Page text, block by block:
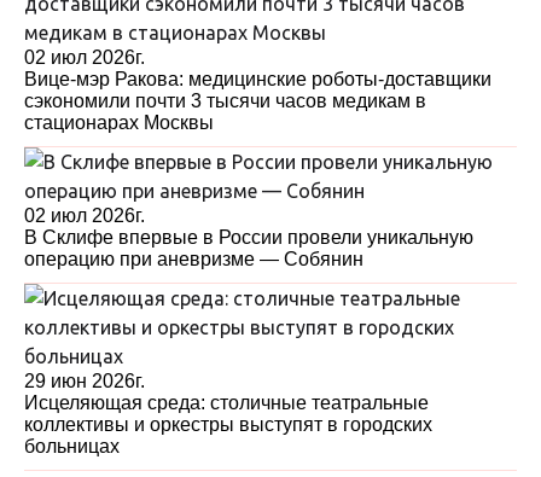
02 июл 2026г.
Вице-мэр Ракова: медицинские роботы-доставщики
сэкономили почти 3 тысячи часов медикам в
стационарах Москвы
02 июл 2026г.
В Склифе впервые в России провели уникальную
операцию при аневризме — Собянин
29 июн 2026г.
Исцеляющая среда: столичные театральные
коллективы и оркестры выступят в городских
больницах